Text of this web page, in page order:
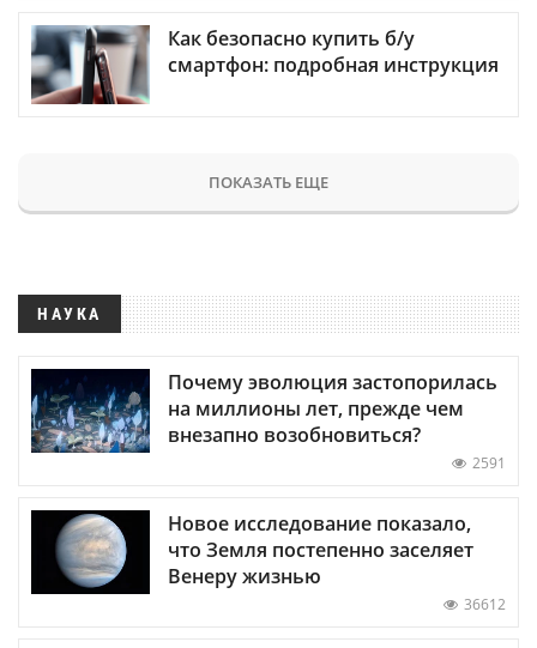
Как безопасно купить б/у
смартфон: подробная инструкция
ПОКАЗАТЬ ЕЩЕ
НАУКА
Почему эволюция застопорилась
на миллионы лет, прежде чем
внезапно возобновиться?
2591
Новое исследование показало,
что Земля постепенно заселяет
Венеру жизнью
36612